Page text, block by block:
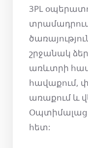
3PL
տրամադրում
շրջանակ
առևտրի
հավաքում,
առաքում և
հետ: